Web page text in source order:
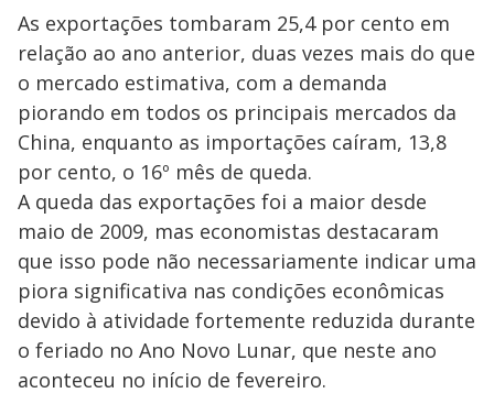
As exportações tombaram 25,4 por cento em
relação ao ano anterior, duas vezes mais do que
o mercado estimativa, com a demanda
piorando em todos os principais mercados da
China, enquanto as importações caíram, 13,8
por cento, o 16º mês de queda.
A queda das exportações foi a maior desde
maio de 2009, mas economistas destacaram
que isso pode não necessariamente indicar uma
piora significativa nas condições econômicas
devido à atividade fortemente reduzida durante
o feriado no Ano Novo Lunar, que neste ano
aconteceu no início de fevereiro.